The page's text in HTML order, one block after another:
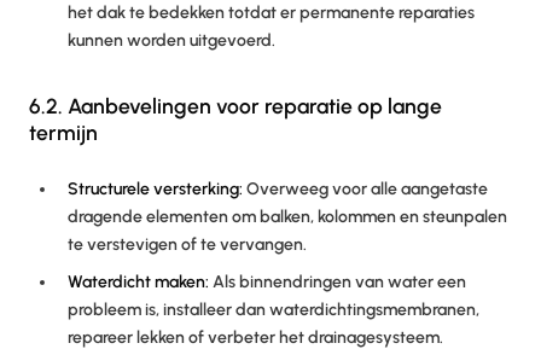
het dak te bedekken totdat er permanente reparaties
kunnen worden uitgevoerd.
6.2. Aanbevelingen voor reparatie op lange
termijn
Structurele versterking: Overweeg voor alle aangetaste
dragende elementen om balken, kolommen en steunpalen
te verstevigen of te vervangen.
Waterdicht maken: Als binnendringen van water een
probleem is, installeer dan waterdichtingsmembranen,
repareer lekken of verbeter het drainagesysteem.